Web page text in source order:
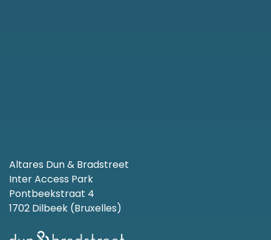
Altares Dun & Bradstreet
Inter Access Park
Pontbeekstraat 4
1702 Dilbeek (Bruxelles)